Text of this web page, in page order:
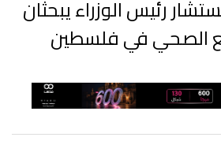
رئيس الوزراء يبحثان
الصحي في فلسطين